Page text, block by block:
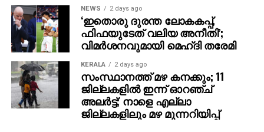
NEWS 2 days ago
‘ഇതൊരു ദുരന്ത ലോകകപ്പ്,
ഫിഫയുടേത് വലിയ അനീതി’;
വിമര്‍ശനവുമായി മെഹ്ദി തരേമി
KERALA 2 days ago
സംസ്ഥാനത്ത് മഴ കനക്കും; 11
ജില്ലകളില്‍ ഇന്ന് ഓറഞ്ച്
അലര്‍ട്ട്; നാളെ എല്ലാ
ജില്ലകളിലും മഴ മുന്നറിയിപ്പ്